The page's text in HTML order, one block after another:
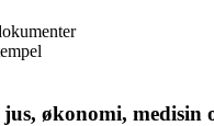
økonomi, medisin